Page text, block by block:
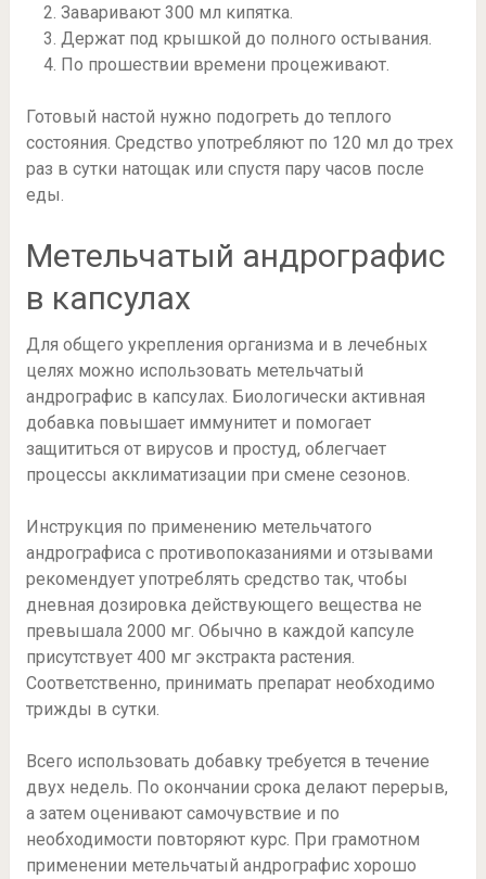
Заваривают 300 мл кипятка.
Держат под крышкой до полного остывания.
По прошествии времени процеживают.
Готовый настой нужно подогреть до теплого
состояния. Средство употребляют по 120 мл до трех
раз в сутки натощак или спустя пару часов после
еды.
Метельчатый андрографис
в капсулах
Для общего укрепления организма и в лечебных
целях можно использовать метельчатый
андрографис в капсулах. Биологически активная
добавка повышает иммунитет и помогает
защититься от вирусов и простуд, облегчает
процессы акклиматизации при смене сезонов.
Инструкция по применению метельчатого
андрографиса с противопоказаниями и отзывами
рекомендует употреблять средство так, чтобы
дневная дозировка действующего вещества не
превышала 2000 мг. Обычно в каждой капсуле
присутствует 400 мг экстракта растения.
Соответственно, принимать препарат необходимо
трижды в сутки.
Всего использовать добавку требуется в течение
двух недель. По окончании срока делают перерыв,
а затем оценивают самочувствие и по
необходимости повторяют курс. При грамотном
применении метельчатый андрографис хорошо